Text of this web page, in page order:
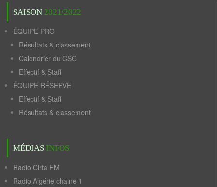
SAISON 2021/2022
ÉQUIPE PRO
Résultats & classement
Calendrier du CSC
Effectif & Staff
ÉQUIPE RÉSERVE
Effectif & Staff
Résultats & classement
MÉDIAS INFOS
Radio Cirta FM
Radio Algérie chaine 1